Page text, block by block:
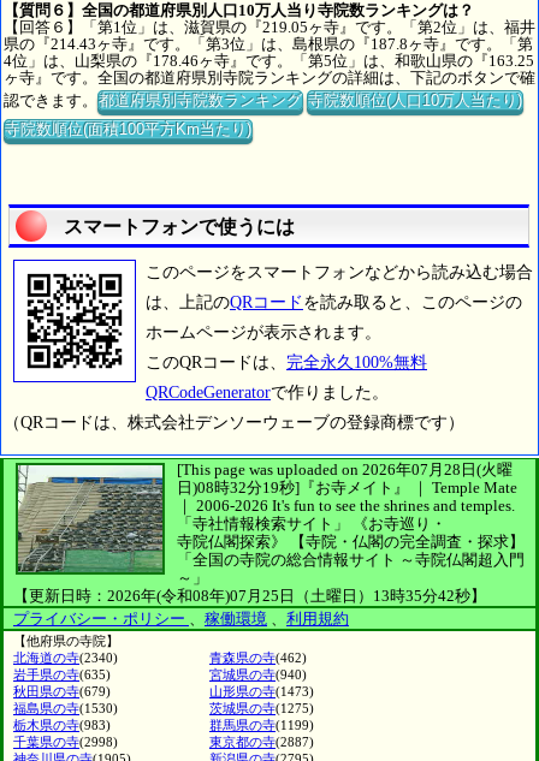
【質問６】全国の都道府県別人口10万人当り寺院数ランキングは？
【回答６】「第1位」は、滋賀県の『219.05ヶ寺』です。「第2位」は、福井
県の『214.43ヶ寺』です。「第3位」は、島根県の『187.8ヶ寺』です。「第
4位」は、山梨県の『178.46ヶ寺』です。「第5位」は、和歌山県の『163.25
ヶ寺』です。全国の都道府県別寺院ランキングの詳細は、下記のボタンで確
認できます。都道府県別寺院数ランキング 寺院数順位(人口10万人当たり)
寺院数順位(面積100平方Km当たり)
スマートフォンで使うには
このページをスマートフォンなどから読み込む場合
は、上記のQRコード を読み取ると、このページの
ホームページが表示されます。
このQRコードは、 完全永久100%無料
QRCodeGeneratorで作りました。
（QRコードは、株式会社デンソーウェーブの登録商標です）
[This page was uploaded on 2026年07月28日(火曜
日)08時32分19秒] 『お寺メイト』 ｜ Temple Mate
｜ 2006-2026 It's fun to see the shrines and temples.
「寺社情報検索サイト」
《お寺巡り・
寺院仏閣探索》
【寺院・仏閣の完全調査・探求】
「全国の寺院の総合情報サイト ～寺院仏閣超入門
～」
【更新日時：2026年(令和08年)07月25日（土曜日）13時35分42秒】
プライバシー・ポリシー 、 稼働環境 、 利用規約
【他府県の寺院】
北海道の寺(2340) 青森県の寺(462)
岩手県の寺(635) 宮城県の寺(940)
秋田県の寺(679) 山形県の寺(1473)
福島県の寺(1530) 茨城県の寺(1275)
栃木県の寺(983) 群馬県の寺(1199)
千葉県の寺(2998) 東京都の寺(2887)